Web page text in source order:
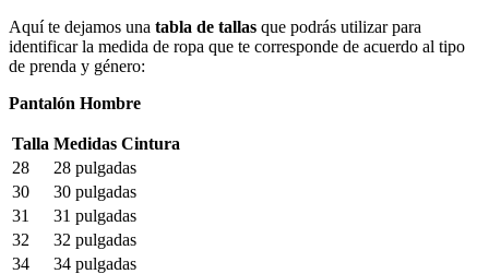
Aquí te dejamos una tabla de tallas que podrás utilizar para
identificar la medida de ropa que te corresponde de acuerdo al tipo
de prenda y género:
Pantalón Hombre
Talla Medidas Cintura
28
28 pulgadas
30
30 pulgadas
31
31 pulgadas
32
32 pulgadas
34
34 pulgadas